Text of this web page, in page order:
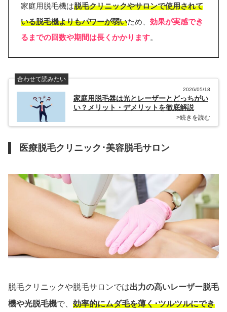
家庭用脱毛機は脱毛クリニックやサロンで使用されて
いる脱毛機よりもパワーが弱いため、 効果が実感でき
るまでの回数や期間は長くかかります。
合わせて読みたい
2026/05/18
家庭用脱毛器は光とレーザーとどっちがい
い？メリット・デメリットを徹底解説
>続きを読む
医療脱毛クリニック･美容脱毛サロン
脱毛クリニックや脱毛サロンでは出力の高いレーザー脱毛
機や光脱毛機で、 効率的にムダ毛を薄く･ツルツルにでき